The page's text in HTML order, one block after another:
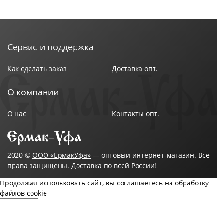
Сервис и поддержка
Как сделать заказ Доставка опт.
О компании
О нас Контакты опт.
2020 © ООО «ЕрмакУфа» — оптовый интернет-магазин. Все
права защищены. Доставка по всей России!
Продолжая использовать сайт, вы соглашаетесь на обработку
файлов cookie